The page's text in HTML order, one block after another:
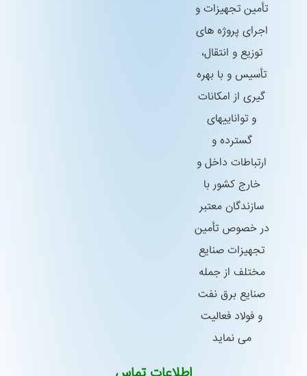
تأمین تجهیزات و
اجرای پروژه های
توزیع و انتقال،
تأسیس و با بهره
گیری از امكانات
و تواناییهای
گسترده و
ارتباطات داخل و
خارج كشور با
سازندگان معتبر
در خصوص تأمین
تجهیزات صنایع
مختلف از جمله
صنایع برق نفت
و فولاد فعالیت
می نماید